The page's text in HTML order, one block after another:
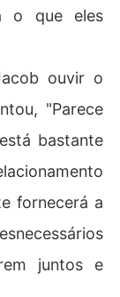
o que eles
ouvir o
"Parece
bastante
fornecerá a
juntos e